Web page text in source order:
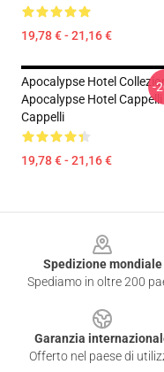
19,78 € - 21,16 €
Apocalypse Hotel
Apocalypse Hotel Cappelli E
Cappelli
19,78 € - 21,16 €
-
Spedizione mondiale
Spediamo in oltre 200
Garanzia
Offerto nel paese di